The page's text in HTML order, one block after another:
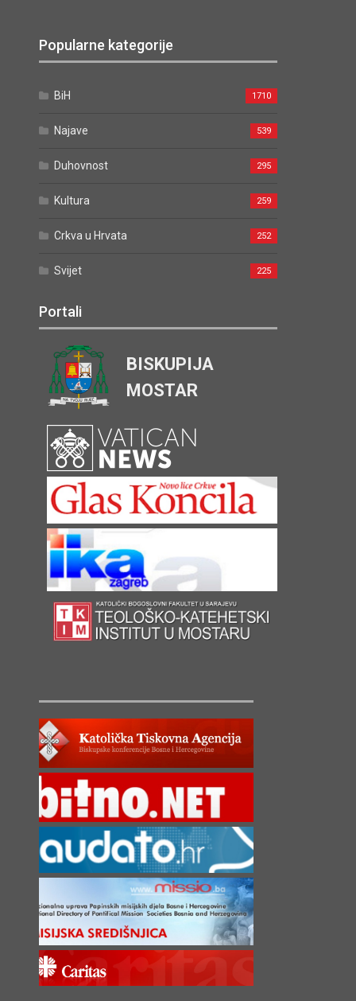
Popularne kategorije
BiH 1710
Najave 539
Duhovnost 295
Kultura 259
Crkva u Hrvata 252
Svijet 225
Portali
BISKUPIJA
MOSTAR